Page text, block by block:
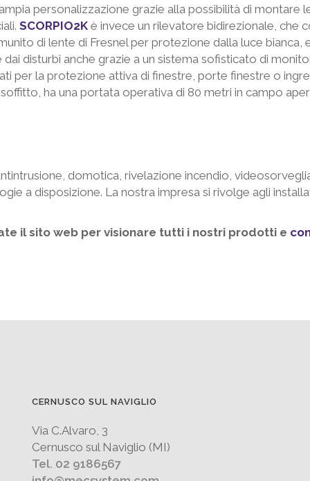
personalizzazione grazie alla possibilità di
SCORPIO2K è invece un rilevatore bidirezionale, che
di lente di Fresnel per protezione dalla luce bianca,
disturbi anche grazie a un sistema sofisticato di
per la protezione attiva di finestre, porte finestre o
ha una portata operativa di 80 metri in campo
domotica, rivelazione incendio,
a disposizione. La nostra impresa si rivolge agli
il sito web per visionare tutti i nostri prodotti e
CERNUSCO SUL NAVIGLIO
Via C.Alvaro, 3
Cernusco sul Naviglio (MI)
Tel. 02 9186567